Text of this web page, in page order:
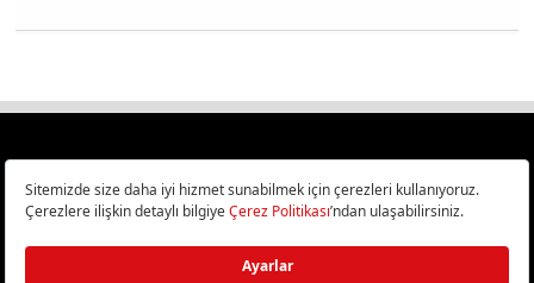
Türkiye
Bilişim ve Teknoloji Haberleri CHIP Online’da!